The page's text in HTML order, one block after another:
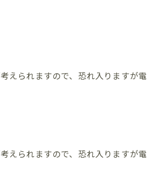
られますので、恐れ入りますが
られますので、恐れ入りますが